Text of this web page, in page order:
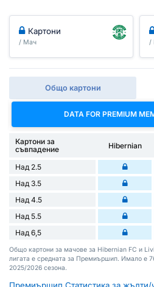
Картони
/ Мач /
Общо картони
DATA FOR PREMIUM
Картони за
съвпадение
Hibernian
Над 2.5
Над 3.5
Над 4.5
Над 5.5
Над 6,5
Общо картони за мачове за Hibernian FC и
лигата е средната за Премиършип. Имало е
2025/2026 сезона.